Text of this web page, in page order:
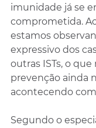
imunidade já se
comprometida.
estamos
expressivo dos
outras ISTs, o
prevenção ainda
acontecendo
Segundo o